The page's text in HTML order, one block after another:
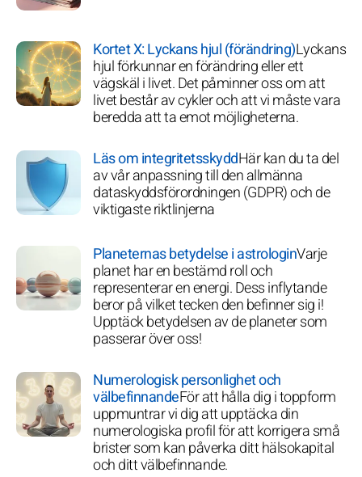
Kortet X: Lyckans hjul (förändring)Lyckans
hjul förkunnar en förändring eller ett
vägskäl i livet. Det påminner oss om att
livet består av cykler och att vi måste vara
beredda att ta emot möjligheterna.
Läs om integritetsskyddHär kan du ta del
av vår anpassning till den allmänna
dataskyddsförordningen (GDPR) och de
viktigaste riktlinjerna
Planeternas betydelse i astrologinVarje
planet har en bestämd roll och
representerar en energi. Dess inflytande
beror på vilket tecken den befinner sig i!
Upptäck betydelsen av de planeter som
passerar över oss!
Numerologisk personlighet och
välbefinnandeFör att hålla dig i toppform
uppmuntrar vi dig att upptäcka din
numerologiska profil för att korrigera små
brister som kan påverka ditt hälsokapital
och ditt välbefinnande.